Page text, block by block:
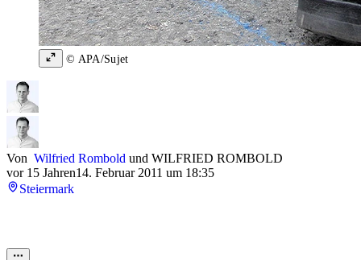
© APA/Sujet
Von Wilfried Rombold und WILFRIED ROMBOLD
vor 15 Jahren14. Februar 2011 um 18:35
Steiermark